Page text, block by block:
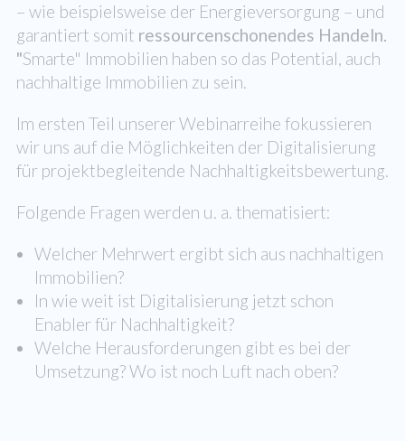
­– wie beispielsweise der Energieversorgung – und
garantiert somit ressourcenschonendes Handeln.
"Smarte" Immobilien haben so das Potential, auch
nachhaltige Immobilien zu sein.
Im ersten Teil unserer Webinarreihe fokussieren
wir uns auf die Möglichkeiten der Digitalisierung
für projektbegleitende Nachhaltigkeitsbewertung.
Folgende Fragen werden u. a. thematisiert:
Welcher Mehrwert ergibt sich aus nachhaltigen
Immobilien?
In wie weit ist Digitalisierung jetzt schon
Enabler für Nachhaltigkeit?
Welche Herausforderungen gibt es bei der
Umsetzung? Wo ist noch Luft nach oben?